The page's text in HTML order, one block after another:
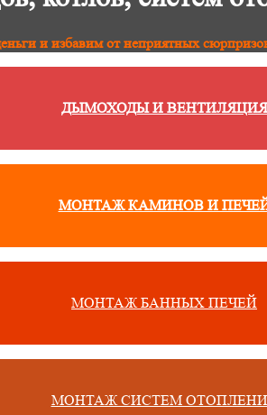
и избавим от неприятных
ДЫМОХОДЫ И ВЕНТИЛЯЦИЯ
МОНТАЖ КАМИНОВ И
МОНТАЖ БАННЫХ ПЕЧЕЙ
МОНТАЖ СИСТЕМ